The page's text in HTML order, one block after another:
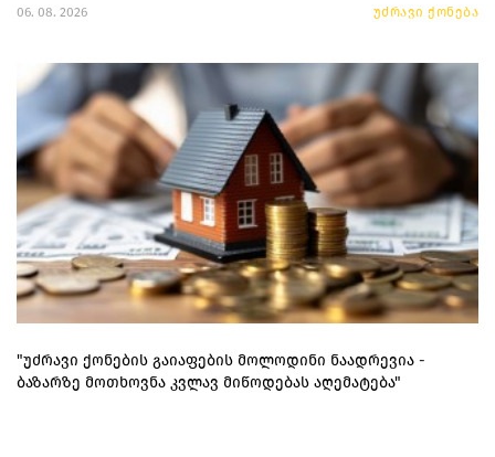
06. 08. 2026 უძრავი ქონება
"უძრავი ქონების გაიაფების მოლოდინი ნაადრევია -
ბაზარზე მოთხოვნა კვლავ მიწოდებას აღემატება"